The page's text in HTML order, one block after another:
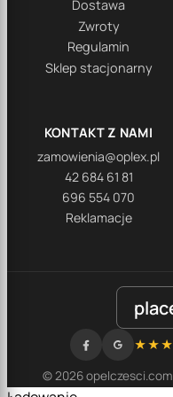
Dostawa
Zwroty
Regulamin
Sklep stacjonarny
KONTAKT Z NAMI
zamowienia@oplex.pl
42 684 61 81
696 554 070
Reklamacje
© 2026